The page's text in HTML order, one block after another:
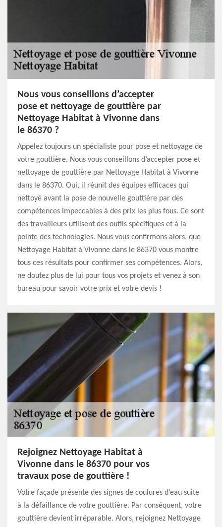
Nous vous conseillons d’accepter
pose et nettoyage de gouttière par
Nettoyage Habitat à Vivonne dans
le 86370 ?
Appelez toujours un spécialiste pour pose et nettoyage de
votre gouttière. Nous vous conseillons d’accepter pose et
nettoyage de gouttière par Nettoyage Habitat à Vivonne
dans le 86370. Oui, il réunit des équipes efficaces qui
nettoyé avant la pose de nouvelle gouttière par des
compétences impeccables à des prix les plus fous. Ce sont
des travailleurs utilisent des outils spécifiques et à la
pointe des technologies. Nous vous confirmons alors, que
Nettoyage Habitat à Vivonne dans le 86370 vous montre
tous ces résultats pour confirmer ses compétences. Alors,
ne doutez plus de lui pour tous vos projets et venez à son
bureau pour savoir votre prix et votre devis !
Rejoignez Nettoyage Habitat à
Vivonne dans le 86370 pour vos
travaux pose de gouttière !
Votre façade présente des signes de coulures d’eau suite
à la défaillance de votre gouttière. Par conséquent, votre
gouttière devient irréparable. Alors, rejoignez Nettoyage